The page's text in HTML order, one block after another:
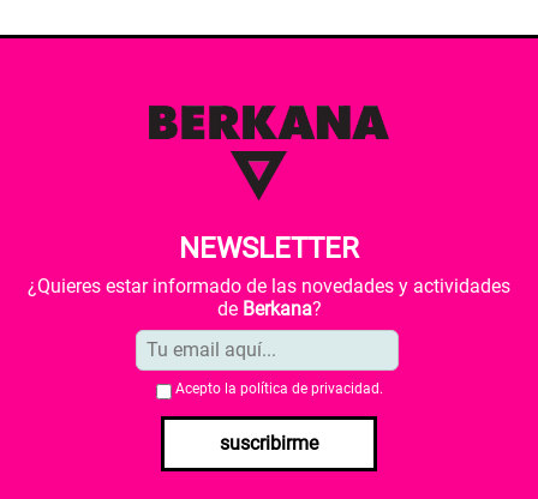
NEWSLETTER
¿Quieres estar informado de las novedades y actividades
de Berkana?
Acepto la política de privacidad .
suscribirme